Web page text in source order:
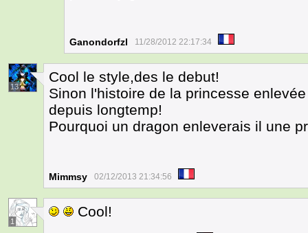
Ganondorfzl 11/28/2012 22:17:34
13
Cool le style,des le debut!
Sinon l'histoire de la princesse
depuis longtemp!
Pourquoi un dragon enleverais il une
Mimmsy 02/12/2013 21:34:56
1
Cool!